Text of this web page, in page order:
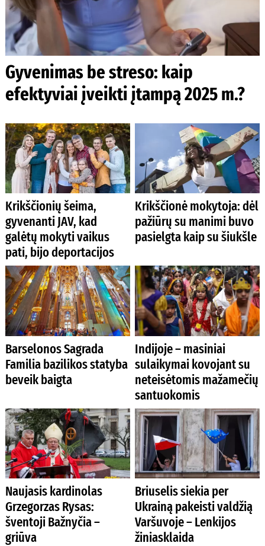
Gyvenimas be streso: kaip
efektyviai įveikti įtampą 2025 m.?
Krikščionių šeima,
gyvenanti JAV, kad
galėtų mokyti vaikus
pati, bijo deportacijos
Krikščionė mokytoja: dėl
pažiūrų su manimi buvo
pasielgta kaip su šiukšle
Barselonos Sagrada
Familia bazilikos statyba
beveik baigta
Indijoje – masiniai
sulaikymai kovojant su
neteisėtomis mažamečių
santuokomis
Naujasis kardinolas
Grzegorzas Rysas:
šventoji Bažnyčia –
griūva
Briuselis siekia per
Ukrainą pakeisti valdžią
Varšuvoje – Lenkijos
žiniasklaida